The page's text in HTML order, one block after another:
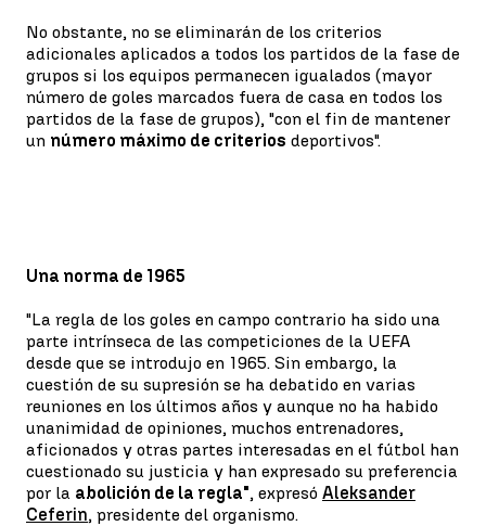
No obstante, no se eliminarán de los criterios
adicionales aplicados a todos los partidos de la fase de
grupos si los equipos permanecen igualados (mayor
número de goles marcados fuera de casa en todos los
partidos de la fase de grupos), "con el fin de mantener
un número máximo de criterios deportivos".
Una norma de 1965
"La regla de los goles en campo contrario ha sido una
parte intrínseca de las competiciones de la UEFA
desde que se introdujo en 1965. Sin embargo, la
cuestión de su supresión se ha debatido en varias
reuniones en los últimos años y aunque no ha habido
unanimidad de opiniones, muchos entrenadores,
aficionados y otras partes interesadas en el fútbol han
cuestionado su justicia y han expresado su preferencia
por la abolición de la regla", expresó Aleksander
Ceferin, presidente del organismo.